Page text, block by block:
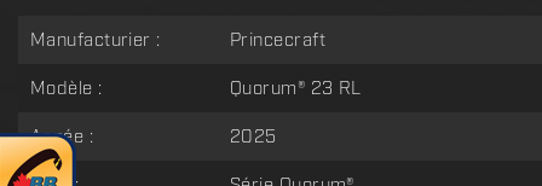
Manufacturier :
Princecraft
Modèle :
Quorum® 23 RL
Année :
2025